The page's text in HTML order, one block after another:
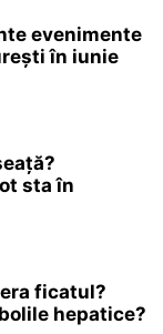
evenimente
în iunie
sta în
ficatul?
hepatice?